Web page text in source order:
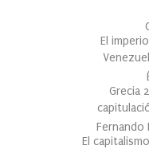
El
Grecia
Fernando
El